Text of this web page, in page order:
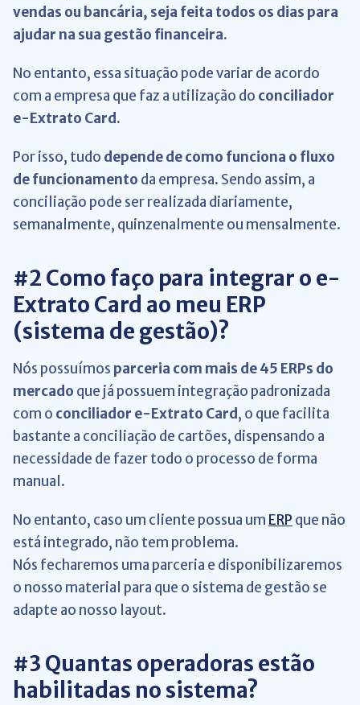
vendas ou bancária, seja feita todos os dias para
ajudar na sua gestão financeira.
No entanto, essa situação pode variar de acordo
com a empresa que faz a utilização do conciliador
e-Extrato Card.
Por isso, tudo depende de como funciona o fluxo
de funcionamento da empresa. Sendo assim, a
conciliação pode ser realizada diariamente,
semanalmente, quinzenalmente ou mensalmente.
#2 Como faço para integrar o e-
Extrato Card ao meu ERP
(sistema de gestão)?
Nós possuímos parceria com mais de 45 ERPs do
mercado que já possuem integração padronizada
com o conciliador e-Extrato Card, o que facilita
bastante a conciliação de cartões, dispensando a
necessidade de fazer todo o processo de forma
manual.
No entanto, caso um cliente possua um ERP que não
está integrado, não tem problema.
Nós fecharemos uma parceria e disponibilizaremos
o nosso material para que o sistema de gestão se
adapte ao nosso layout.
#3 Quantas operadoras estão
habilitadas no sistema?